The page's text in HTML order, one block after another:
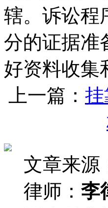
辖。诉讼程
分的证据准
好资料收集
上一篇：
文章来源
律师： 李